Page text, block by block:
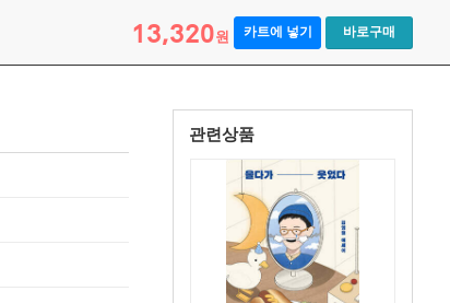
13,320원 카트에 넣기 바로구매
관련상품